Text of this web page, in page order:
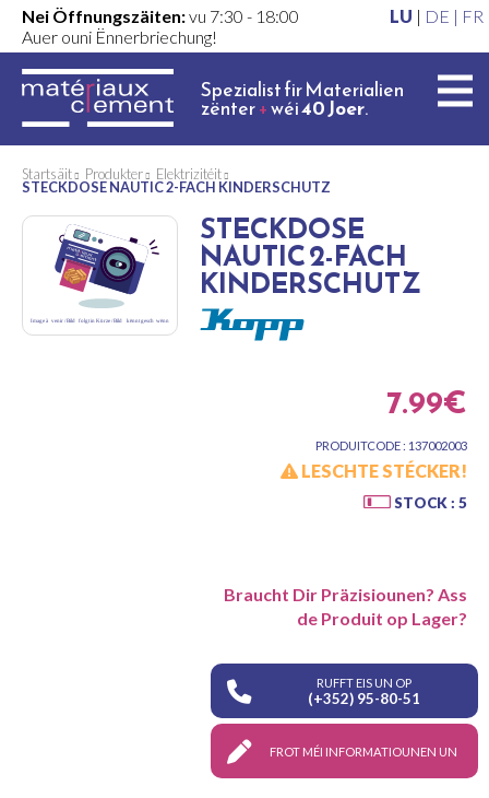
Nei Öffnungszäiten:vu 7:30 - 18:00
Auer ouni Ënnerbriechung!
LU | DE | FR
Spezialist fir Materialien
zënter+wéi40 Joer.
Startsäit Produkter Elektrizitéit
STECKDOSE NAUTIC 2-FACH KINDERSCHUTZ
STECKDOSE
NAUTIC 2-FACH
KINDERSCHUTZ
7.99€
PRODUITCODE : 137002003
LESCHTE STÉCKER!
STOCK : 5
Braucht Dir Präzisiounen? Ass
de Produit op Lager?
RUFFT EIS UN OP
(+352) 95-80-51
FROT MÉI INFORMATIOUNEN UN